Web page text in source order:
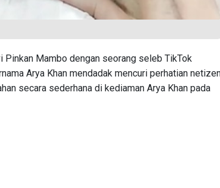
Pinkan Mambo dengan seorang seleb TikTok
Arya Khan mendadak mencuri perhatian
secara sederhana di kediaman Arya Khan pada